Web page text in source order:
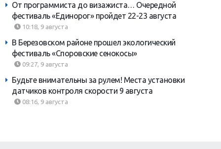
От программиста до визажиста… Очередной
фестиваль «Единорог» пройдет 22-23 августа
10:18, 9 августа
В Березовском районе прошел экологический
фестиваль «Споровские сенокосы»
09:27, 9 августа
Будьте внимательны за рулем! Места установки
датчиков контроля скорости 9 августа
08:16, 9 августа